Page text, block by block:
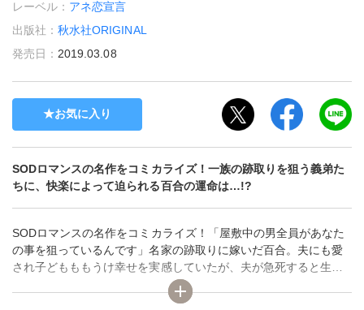
レーベル： アネ恋宣言
出版社：秋水社ORIGINAL
発売日： 2019.03.08
お気に入り
SODロマンスの名作をコミカライズ！一族の跡取りを狙う義弟た
ちに、快楽によって迫られる百合の運命は…!?
SODロマンスの名作をコミカライズ！「屋敷中の男全員があなた
の事を狙っているんです」名家の跡取りに嫁いだ百合。夫にも愛
され子どもももうけ幸せを実感していたが、夫が急死すると生活
が一変!!息子とともに家に残りたければ、義弟の誰かとの再婚を強
要されてしまう…。再婚した者が一族の次期当主になれるとあっ